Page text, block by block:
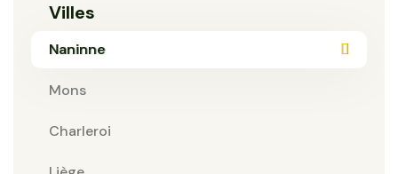
Villes
Naninne
Mons
Charleroi